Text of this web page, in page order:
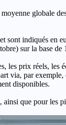
globale
indiqués en
sur la base
prix réels,
via, par
disponibles.
que pour les